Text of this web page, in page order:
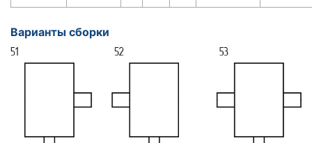
Варианты сборки